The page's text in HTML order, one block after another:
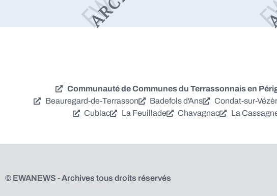
Communauté de Communes du Terrassonnais en
Beauregard-de-Terrasson
Badefols d'Ans Condat-sur-
Cublac
La Feuillade Chavagnac La
© EWANEWS - Archives tous droits réservés